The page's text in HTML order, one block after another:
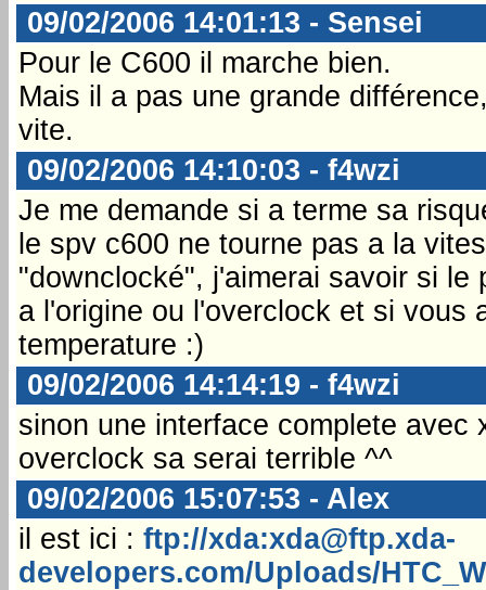
09/02/2006 14:01:13 - Sensei
Pour le C600 il marche bien.
Mais il a pas une grande
vite.
09/02/2006 14:10:03 - f4wzi
Je me demande si a terme sa
le spv c600 ne tourne pas a la
"downclocké", j'aimerai savoir si le
a l'origine ou l'overclock et si vous
temperature :)
09/02/2006 14:14:19 - f4wzi
sinon une interface complete
overclock sa serai terrible ^^
09/02/2006 15:07:53 - Alex
il est ici : ftp://xda:xda@ftp.xda-
developers.com/Uploads/